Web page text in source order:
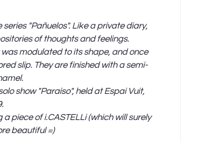
series "Pañuelos". Like a private diary,
of thoughts and feelings.
modulated to its shape, and once
slip. They are finished with a semi-
show "Paraíso", held at Espai Vuit,
a piece of i.CASTELLi (which will surely
beautiful =)